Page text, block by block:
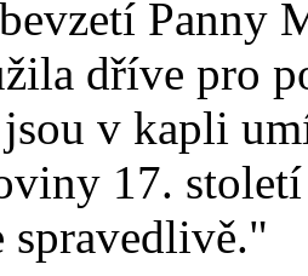
Panny
dříve pro
v kapli
17.